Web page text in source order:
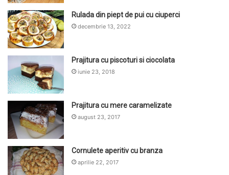
Rulada din piept de pui cu ciuperci
decembrie 13, 2022
Prajitura cu piscoturi si ciocolata
iunie 23, 2018
Prajitura cu mere caramelizate
august 23, 2017
Cornulete aperitiv cu branza
aprilie 22, 2017